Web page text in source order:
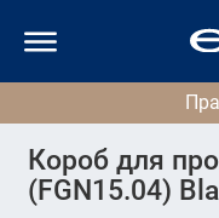
Короб для
(FGN15.04)